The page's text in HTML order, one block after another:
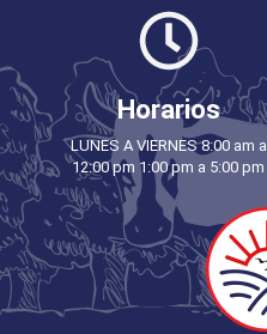
Horarios
LUNES A VIERNES 8:00 am a
12:00 pm 1:00 pm a 5:00 pm